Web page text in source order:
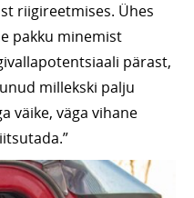
riigireetmises. Ühes
pakku minemist
pärast,
millekski palju
väike, väga vihane